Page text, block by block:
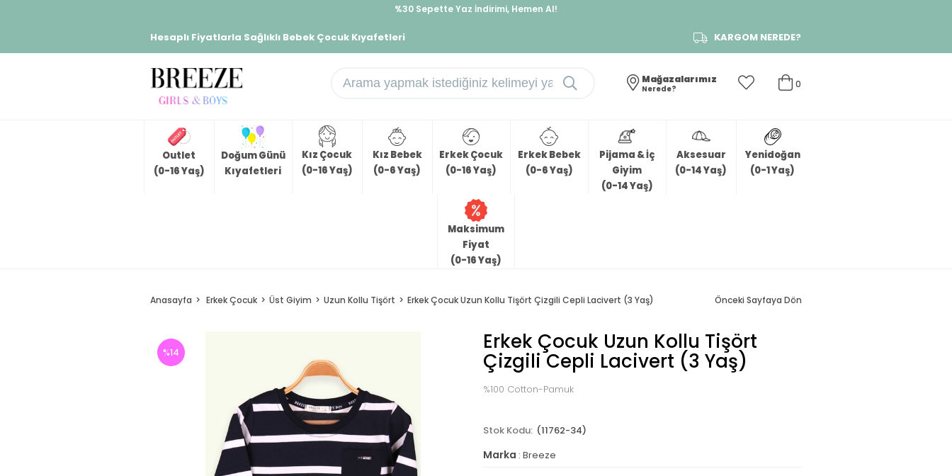
%30 Sepette Yaz İndirimi, Hemen Al!
Hesaplı Fiyatlarla Sağlıklı Bebek Çocuk Kıyafetleri KARGOM NEREDE?
0
Mağazalarımız
Nerede?
Outlet
(0-16 Yaş)
Doğum Günü
Kıyafetleri
Kız Çocuk
(0-16 Yaş)
Kız Bebek
(0-6 Yaş)
Erkek Çocuk
(0-16 Yaş)
Erkek Bebek
(0-6 Yaş)
Pijama & İç
Giyim
(0-14 Yaş)
Aksesuar
(0-14 Yaş)
Yenidoğan
(0-1 Yaş)
Maksimum
Fiyat
(0-16 Yaş)
Anasayfa Erkek Çocuk Üst Giyim Uzun Kollu Tişört Erkek Çocuk Uzun Kollu Tişört Çizgili Cepli Lacivert (3 Yaş) Önceki Sayfaya Dön
%14 Erkek Çocuk Uzun Kollu Tişört
Çizgili Cepli Lacivert (3 Yaş)
%100 Cotton-Pamuk
(11762-34)
Marka : Breeze